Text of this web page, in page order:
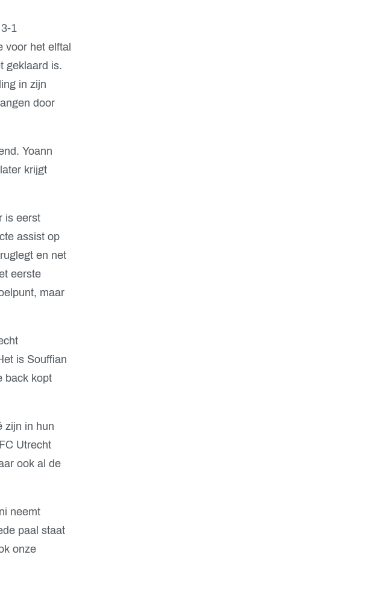
1
voor het elftal
geklaard is.
in zijn
door
Yoann
krijgt
is eerst
assist op
en net
eerste
maar
is Souffian
back kopt
zijn in hun
Utrecht
ook al de
neemt
paal staat
onze